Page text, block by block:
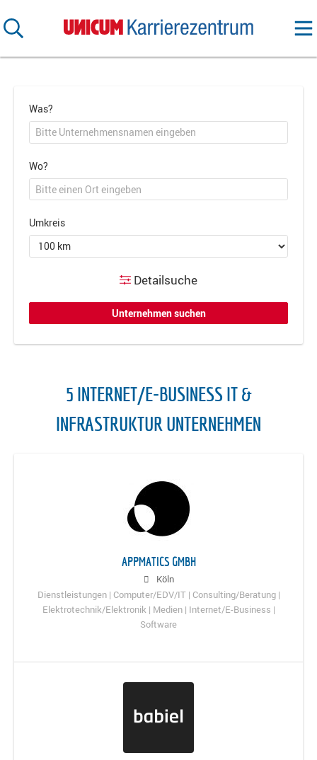
Was?
Wo?
Umkreis
Detailsuche
5 INTERNET/E-BUSINESS IT &
INFRASTRUKTUR UNTERNEHMEN
APPMATICS GMBH
Köln
Dienstleistungen | Computer/EDV/IT | Consulting/Beratung |
Elektrotechnik/Elektronik | Medien | Internet/E-Business |
Software